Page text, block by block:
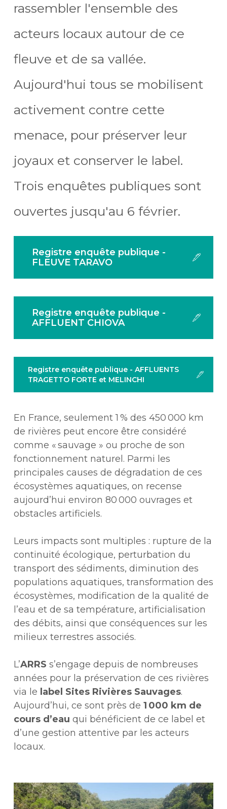
rassembler l'ensemble des
acteurs locaux autour de ce
fleuve et de sa vallée.
Aujourd'hui tous se mobilisent
activement contre cette
menace, pour préserver leur
joyaux et conserver le label.
Trois enquêtes publiques sont
ouvertes jusqu'au 6 février.
Registre enquête publique -
FLEUVE TARAVO
Registre enquête publique -
AFFLUENT CHIOVA
Registre enquête publique - AFFLUENTS
TRAGETTO FORTE et MELINCHI
En France, seulement 1 % des 450 000 km
de rivières peut encore être considéré
comme « sauvage » ou proche de son
fonctionnement naturel. Parmi les
principales causes de dégradation de ces
écosystèmes aquatiques, on recense
aujourd’hui environ 80 000 ouvrages et
obstacles artificiels.
Leurs impacts sont multiples : rupture de la
continuité écologique, perturbation du
transport des sédiments, diminution des
populations aquatiques, transformation des
écosystèmes, modification de la qualité de
l’eau et de sa température, artificialisation
des débits, ainsi que conséquences sur les
milieux terrestres associés.
L’ARRS s’engage depuis de nombreuses
années pour la préservation de ces rivières
via le label Sites Rivières Sauvages.
Aujourd’hui, ce sont près de 1 000 km de
cours d’eau qui bénéficient de ce label et
d’une gestion attentive par les acteurs
locaux.